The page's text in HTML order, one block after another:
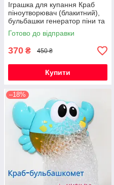
Іграшка для купання Краб
піноутворювач (блакитний),
бульбашки генератор піни та
бульбашок з музикою на
присосці
Готово до відправки
370 ₴ 450 ₴
Купити
–18%